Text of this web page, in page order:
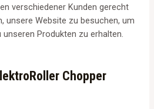
verschiedener Kunden gerecht
unsere Website zu besuchen, um
Produkten zu erhalten.
Chopper